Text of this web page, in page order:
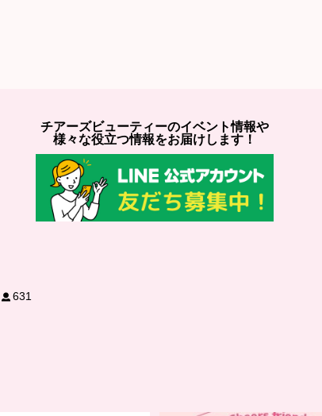
チアーズビューティーのイベント情報や
様々な役立つ情報をお届けします！
631